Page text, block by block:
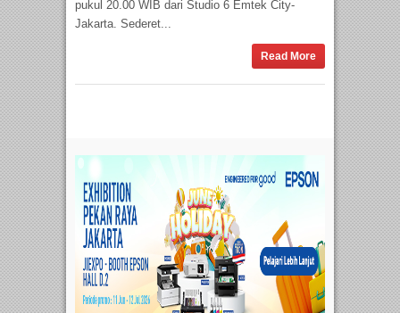
pukul 20.00 WIB dari Studio 6 Emtek City-
Jakarta. Sederet...
Read More